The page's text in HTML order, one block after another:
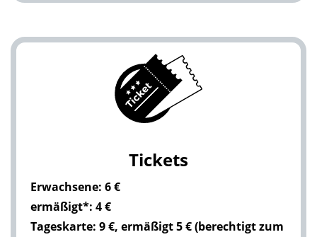
Tickets
Erwachsene: 6 €
ermäßigt*: 4 €
Tageskarte: 9 €, ermäßigt 5 € (berechtigt zum